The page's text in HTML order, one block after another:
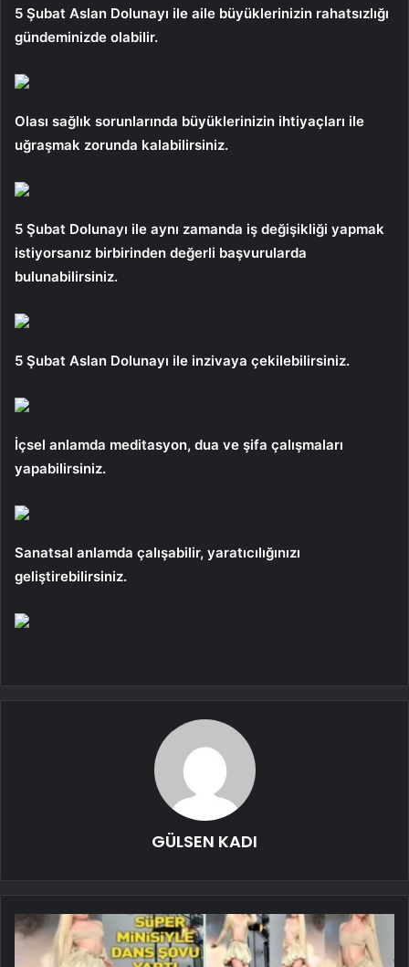
5 Şubat Aslan Dolunayı ile aile büyüklerinizin rahatsızlığı
gündeminizde olabilir.
Olası sağlık sorunlarında büyüklerinizin ihtiyaçları ile
uğraşmak zorunda kalabilirsiniz.
5 Şubat Dolunayı ile aynı zamanda iş değişikliği yapmak
istiyorsanız birbirinden değerli başvurularda
bulunabilirsiniz.
5 Şubat Aslan Dolunayı ile inzivaya çekilebilirsiniz.
İçsel anlamda meditasyon, dua ve şifa çalışmaları
yapabilirsiniz.
Sanatsal anlamda çalışabilir, yaratıcılığınızı
geliştirebilirsiniz.
GÜLSEN KADI